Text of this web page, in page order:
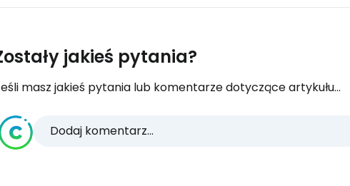
jakieś pytania?
masz jakieś pytania lub komentarze dotyczące artykułu...
Dodaj komentarz...